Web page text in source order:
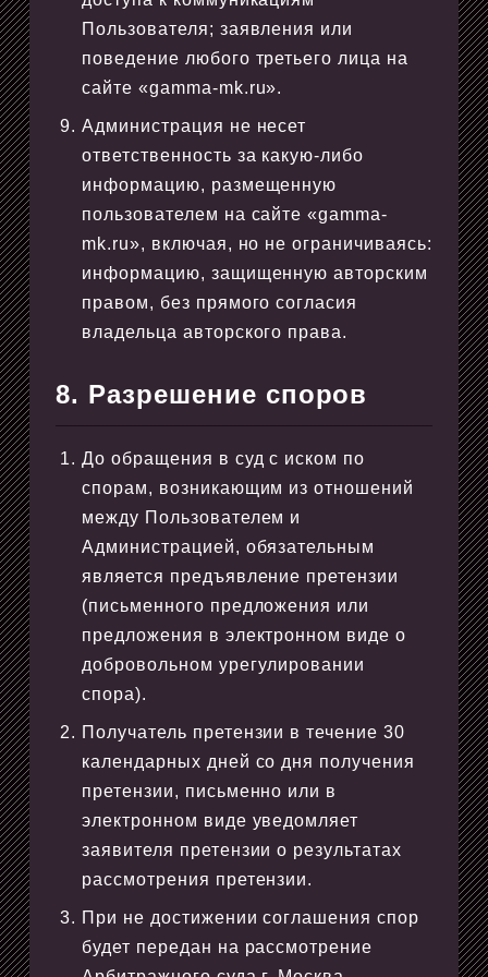
Пользователя; заявления или
поведение любого третьего лица на
сайте «gamma-mk.ru».
Администрация не несет
ответственность за какую-либо
информацию, размещенную
пользователем на сайте «gamma-
mk.ru», включая, но не ограничиваясь:
информацию, защищенную авторским
правом, без прямого согласия
владельца авторского права.
8. Разрешение споров
До обращения в суд с иском по
спорам, возникающим из отношений
между Пользователем и
Администрацией, обязательным
является предъявление претензии
(письменного предложения или
предложения в электронном виде о
добровольном урегулировании
спора).
Получатель претензии в течение 30
календарных дней со дня получения
претензии, письменно или в
электронном виде уведомляет
заявителя претензии о результатах
рассмотрения претензии.
При не достижении соглашения спор
будет передан на рассмотрение